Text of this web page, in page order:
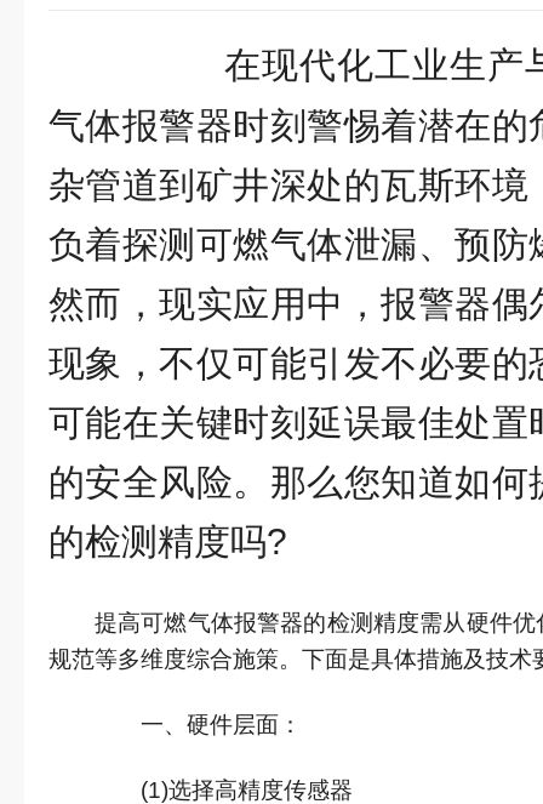
在现代化工业生产
气体报警器时刻警惕着潜在
杂管道到矿井深处的瓦斯环
负着探测可燃气体泄漏、预
然而，现实应用中，报警器
现象，不仅可能引发不必要
可能在关键时刻延误最佳处
的安全风险。那么您知道如
的检测精度吗?
提高可燃气体报警器的检测精度需从硬件
规范等多维度综合施策。下面是具体措施及技术
一、硬件层面：
(1)选择高精度传感器